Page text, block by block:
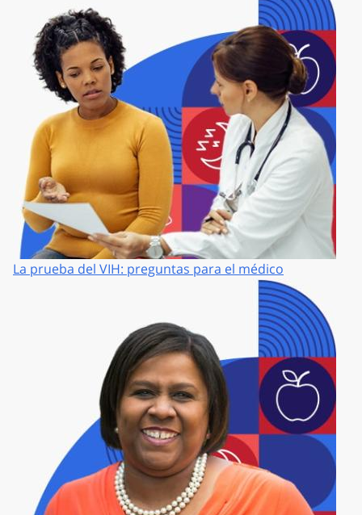
La prueba del VIH: preguntas para el médico